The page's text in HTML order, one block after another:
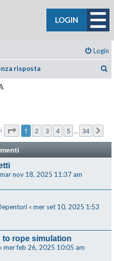
LOGIN
Login
risposta
Pagina di 34
1 2 3 4 5 34
mar nov 18, 2025 11:37 am
« mer set 10, 2025 1:53
to rope simulation
« mer feb 26, 2025 10:05 am